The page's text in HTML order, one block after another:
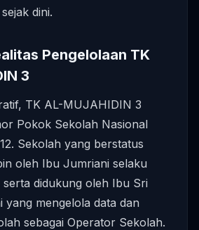
dini.
Pengelolaan TK
3
TK AL-MUJAHIDIN 3
Pokok Sekolah Nasional
Sekolah yang berstatus
oleh Ibu Jumriani selaku
serta didukung oleh Ibu Sri
yang mengelola data dan
sebagai Operator Sekolah.